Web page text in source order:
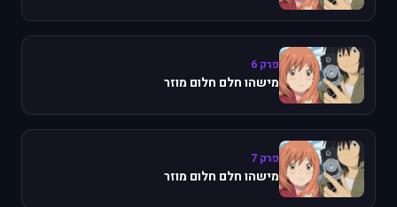
פרק 6
מישהו חלם חלום מוזר
פרק 7
מישהו חלם חלום מוזר